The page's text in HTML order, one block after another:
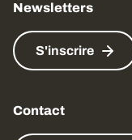
Newsletters
S'inscrire
Contact